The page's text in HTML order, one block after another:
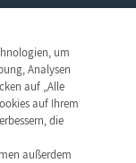
um
Analysen
auf „Alle
auf Ihrem
die
außerdem